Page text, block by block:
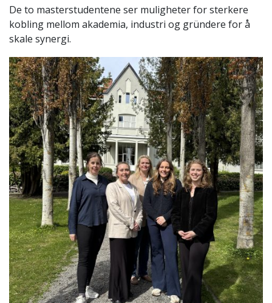
De to masterstudentene ser muligheter for sterkere
kobling mellom akademia, industri og gründere for å
skale synergi.